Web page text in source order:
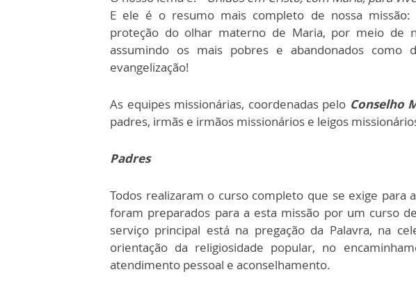
E ele é o resumo mais completo de nossa
proteção do olhar materno de Maria, por meio de
assumindo os mais pobres e abandonados como
evangelização!
As equipes missionárias, coordenadas pelo Conselho
padres, irmãs e irmãos missionários e leigos
Padres
Todos realizaram o curso completo que se exige para
foram preparados para a esta missão por um curso
serviço principal está na pregação da Palavra, na
orientação da religiosidade popular, no
atendimento pessoal e aconselhamento.